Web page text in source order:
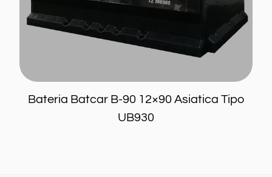
Home
Blog
Contacto
Bateria Batcar B-90 12×90 Asiatica Tipo
UB930